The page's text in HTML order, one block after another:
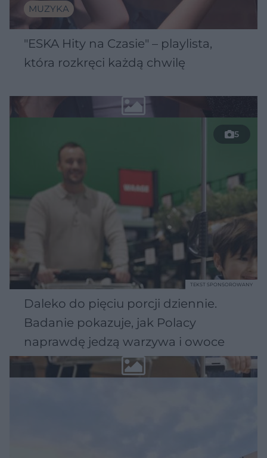
MUZYKA
"ESKA Hity na Czasie" – playlista,
która rozkręci każdą chwilę
5
Daleko do pięciu porcji dziennie.
Badanie pokazuje, jak Polacy
naprawdę jedzą warzywa i owoce
TEKST SPONSOROWANY